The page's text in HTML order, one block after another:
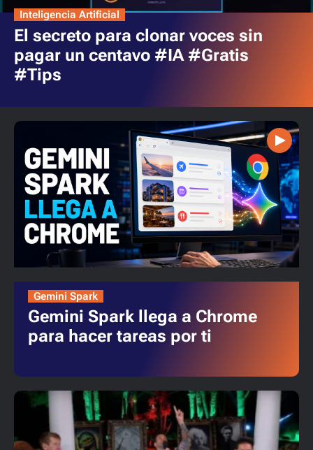
Inteligencia Artificial
El secreto para clonar voces sin
pagar un centavo #IA #Gratis
#Tips
Gemini Spark
Gemini Spark llega a Chrome
para hacer tareas por ti